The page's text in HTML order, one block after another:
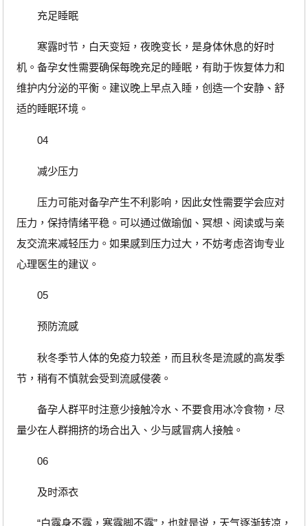
充足睡眠
寒露时节，白天变短，夜晚变长，是身体休息的好时
机。备孕女性需要确保每晚充足的睡眠，有助于恢复体力和
维护内分泌的平衡。建议晚上早点入睡，创造一个安静、舒
适的睡眠环境。
04
减少压力
压力可能对备孕产生不利影响，因此女性需要学会应对
压力，保持情绪平稳。可以通过做瑜伽、冥想、阅读或与亲
友交流来减轻压力。如果感到压力过大，不妨考虑咨询专业
心理医生的建议。
05
预防流感
秋冬季节人体的免疫力较差，而且秋冬是流感的高发季
节，稍有不慎就会受到流感侵袭。
备孕人群平时注意少接触冷水、不要食用冰冷食物，尽
量少在人群拥挤的场合出入、少与感冒病人接触。
06
及时添衣
“白露身不露，寒露脚不露”，也就是说，天气逐渐转凉，